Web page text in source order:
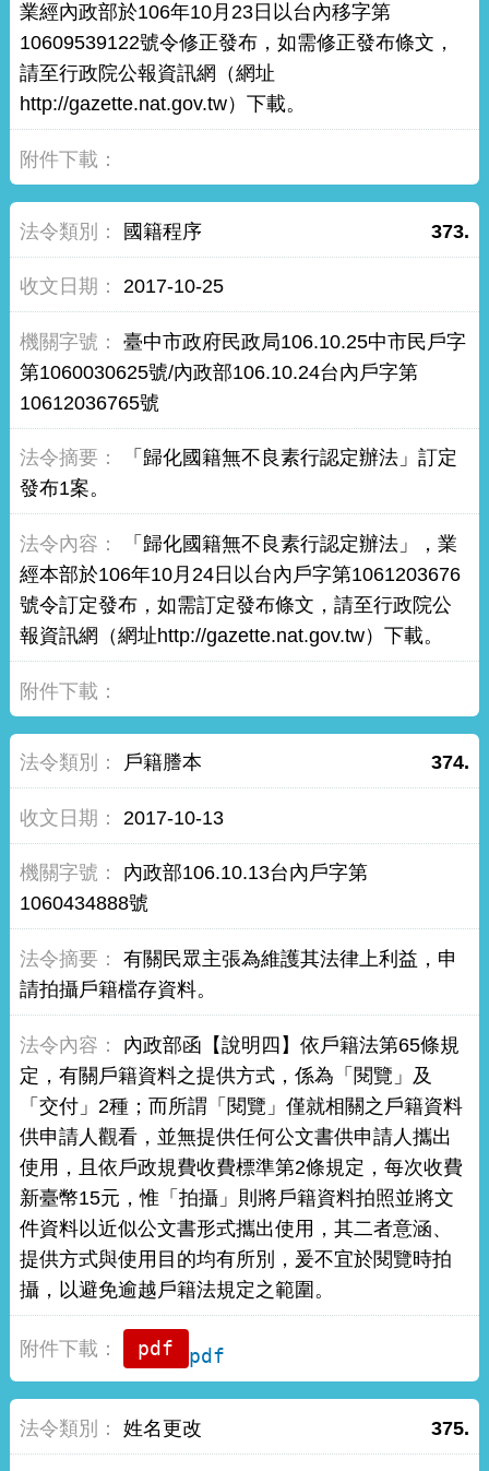
業經內政部於106年10月23日以台內移字第
10609539122號令修正發布，如需修正發布條文，
請至行政院公報資訊網（網址
http://gazette.nat.gov.tw）下載。
373.
國籍程序
2017-10-25
臺中市政府民政局106.10.25中市民戶字
第1060030625號/內政部106.10.24台內戶字第
10612036765號
「歸化國籍無不良素行認定辦法」訂定
發布1案。
「歸化國籍無不良素行認定辦法」，業
經本部於106年10月24日以台內戶字第1061203676
號令訂定發布，如需訂定發布條文，請至行政院公
報資訊網（網址http://gazette.nat.gov.tw）下載。
374.
戶籍謄本
2017-10-13
內政部106.10.13台內戶字第
1060434888號
有關民眾主張為維護其法律上利益，申
請拍攝戶籍檔存資料。
內政部函【說明四】依戶籍法第65條規
定，有關戶籍資料之提供方式，係為「閱覽」及
「交付」2種；而所謂「閱覽」僅就相關之戶籍資料
供申請人觀看，並無提供任何公文書供申請人攜出
使用，且依戶政規費收費標準第2條規定，每次收費
新臺幣15元，惟「拍攝」則將戶籍資料拍照並將文
件資料以近似公文書形式攜出使用，其二者意涵、
提供方式與使用目的均有所別，爰不宜於閱覽時拍
攝，以避免逾越戶籍法規定之範圍。
pdf
375.
姓名更改